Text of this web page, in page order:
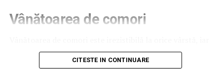
a colecta date personale și bancare.
de cercetătorii în securitate, ar opera peste 300 de
pagini de phishing care reproduc ecranul de
Vânătoarea de comori
pentru copii este una dintre cele mai distractive
activități. Tot ce trebuie să faci este să ascunzi câteva
CITESTE IN CONTINUARE